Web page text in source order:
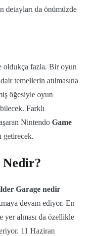
detayları da önümüzde
oldukça fazla. Bir oyun
temellerin atılmasına
öğesiyle oyun
Farklı
Nintendo Game
getirecek.
Nedir?
Garage nedir
devam ediyor. En
yer alması da özellikle
11 Haziran